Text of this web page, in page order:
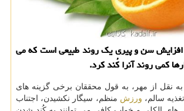
سن و پیری یك روند طبیعی است كه می
كمی روند آنرا كُند كرد.
نقل از مهر، به قول محققان برخی گزینه های
سالم، ورزش منظم، سیگار نكشیدن، اجتناب